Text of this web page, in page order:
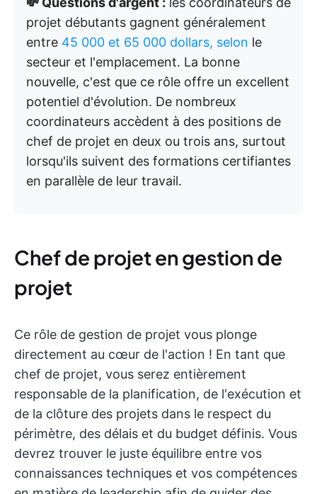
projet débutants gagnent généralement
entre 45 000 et 65 000 dollars, selon le
secteur et l'emplacement. La bonne
nouvelle, c'est que ce rôle offre un excellent
potentiel d'évolution. De nombreux
coordinateurs accèdent à des positions de
chef de projet en deux ou trois ans, surtout
lorsqu'ils suivent des formations certifiantes
en parallèle de leur travail.
Chef de projet en gestion de
projet
Ce rôle de gestion de projet vous plonge
directement au cœur de l'action ! En tant que
chef de projet, vous serez entièrement
responsable de la planification, de l'exécution et
de la clôture des projets dans le respect du
périmètre, des délais et du budget définis. Vous
devrez trouver le juste équilibre entre vos
connaissances techniques et vos compétences